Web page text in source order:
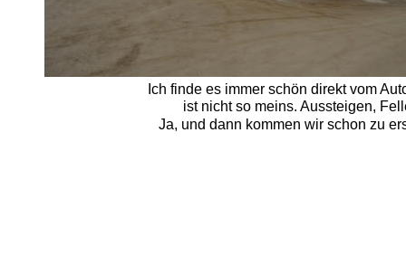
Ich finde es immer schön direkt vom
ist nicht so meins. Aussteigen,
Ja, und dann kommen wir schon zu